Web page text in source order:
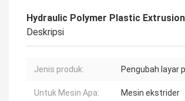
Hydraulic Polymer Plastic
Deskripsi
Jenis produk: Pengubah layar
Untuk Mesin Apa: Mesin ekstrider